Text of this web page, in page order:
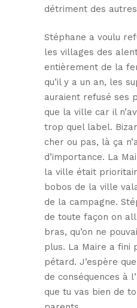
détriment des
Stéphane a voulu
les villages des
entièrement de la
qu’il y a un an, les
auraient refusé ses
que la ville car il
trop quel label.
cher ou pas, là ça
d’importance. La
la ville était
bobos de la ville
de la campagne.
de toute façon on
bras, qu’on ne
plus. La Maire a fini
pétard. J’espère
de conséquences à
que tu vas bien de